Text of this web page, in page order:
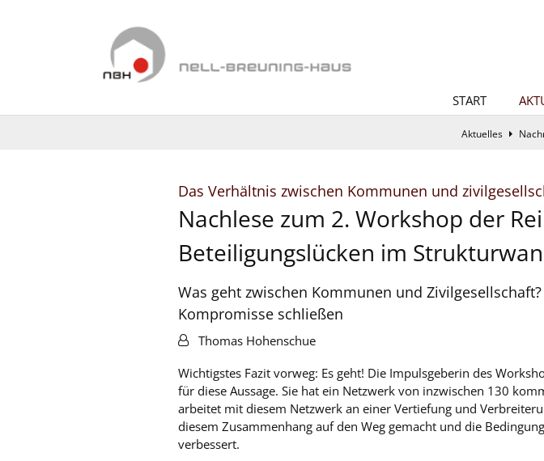
START
Aktuelles
Das Verhältnis zwischen Kommunen und
Nachlese zum 2. Workshop der
Beteiligungslücken im
Was geht zwischen Kommunen und
Kompromisse schließen
Von:Thomas Hohenschue
Wichtigstes Fazit vorweg: Es geht! Die Impulsgeberin des
für diese Aussage. Sie hat ein Netzwerk von inzwischen 130
arbeitet mit diesem Netzwerk an einer Vertiefung und
diesem Zusammenhang auf den Weg gemacht und die
verbessert.